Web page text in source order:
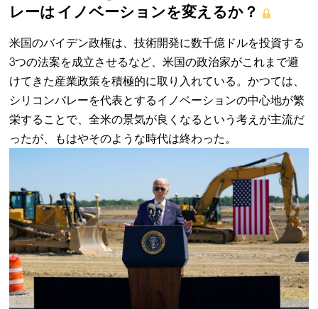
レーは イノベーションを変えるか？
米国のバイデン政権は、技術開発に数千億ドルを投資する
3つの法案を成立させるなど、米国の政治家がこれまで避
けてきた産業政策を積極的に取り入れている。かつては、
シリコンバレーを代表とするイノベーションの中心地が繁
栄することで、全米の景気が良くなるという考えが主流だ
ったが、もはやそのような時代は終わった。